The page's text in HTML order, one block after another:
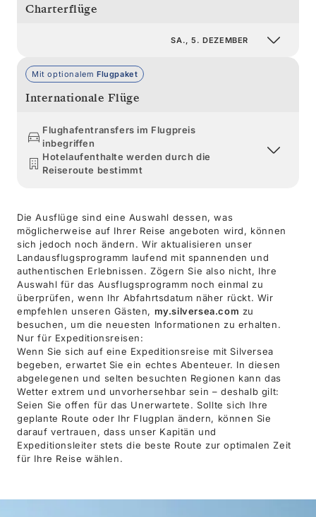
Charterflüge
SA., 5. DEZEMBER
Mit optionalem Flugpaket
Internationale Flüge
Flughafentransfers im Flugpreis
inbegriffen
Hotelaufenthalte werden durch die
Reiseroute bestimmt
Die Ausflüge sind eine Auswahl dessen, was
möglicherweise auf Ihrer Reise angeboten wird, können
sich jedoch noch ändern. Wir aktualisieren unser
Landausflugsprogramm laufend mit spannenden und
authentischen Erlebnissen. Zögern Sie also nicht, Ihre
Auswahl für das Ausflugsprogramm noch einmal zu
überprüfen, wenn Ihr Abfahrtsdatum näher rückt. Wir
empfehlen unseren Gästen, my.silversea.com zu
besuchen, um die neuesten Informationen zu erhalten.
Nur für Expeditionsreisen:
Wenn Sie sich auf eine Expeditionsreise mit Silversea
begeben, erwartet Sie ein echtes Abenteuer. In diesen
abgelegenen und selten besuchten Regionen kann das
Wetter extrem und unvorhersehbar sein – deshalb gilt:
Seien Sie offen für das Unerwartete. Sollte sich Ihre
geplante Route oder Ihr Flugplan ändern, können Sie
darauf vertrauen, dass unser Kapitän und
Expeditionsleiter stets die beste Route zur optimalen Zeit
für Ihre Reise wählen.